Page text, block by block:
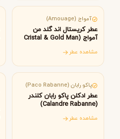
آمواج (Amouage)
عطر کریستال اند گلد من
آمواج (Cristal & Gold Man
مشاهده عطر
پاکو رابان (Paco Rabanne)
عطر ادکلن پاکو رابان کلندر
(Calandre Rabanne)
مشاهده عطر